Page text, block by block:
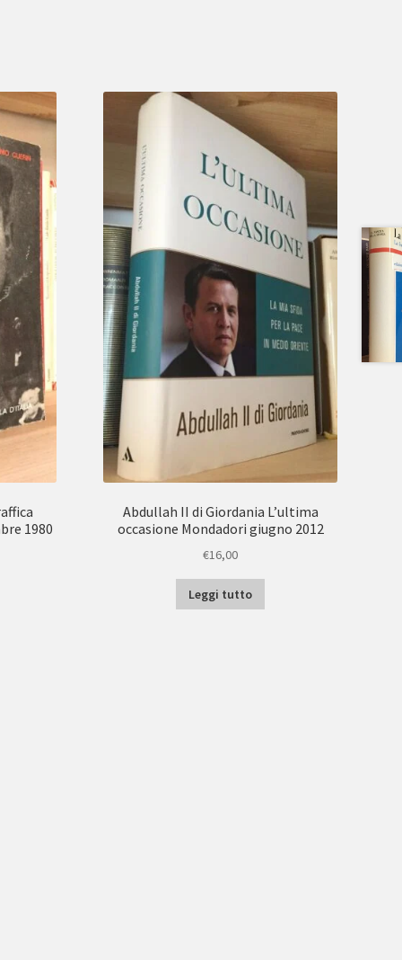
1980
Abdullah II di Giordania L’ultima
occasione Mondadori giugno 2012
€16,00
Leggi tutto